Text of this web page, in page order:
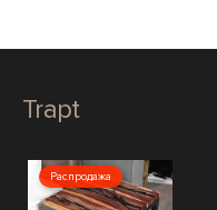
Trapt
Распродажа